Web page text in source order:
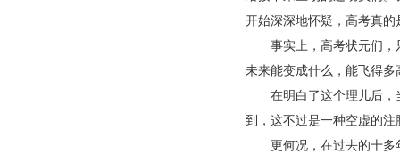
开始深深地怀疑，高考真的
事实上，高考状元们，
未来能变成什么，能飞得多
在明白了这个理儿后，
到，这不过是一种空虚的注
更何况，在过去的十多